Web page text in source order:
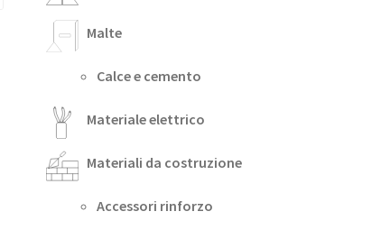
Malte
Calce e cemento
Materiale elettrico
Materiali da costruzione
Accessori rinforzo